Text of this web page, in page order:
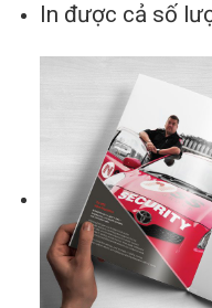
In được cả số